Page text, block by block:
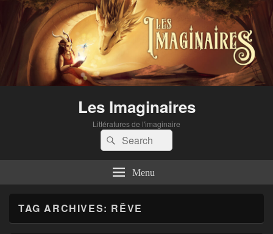
Les Imaginaires
Littératures de l'imaginaire
Search
for:
Search
Menu
TAG ARCHIVES: RÊVE